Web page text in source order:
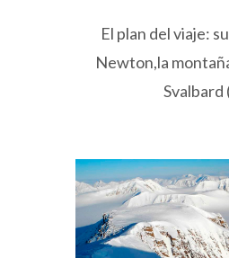
El plan del viaje:
Newton,la
Svalbard